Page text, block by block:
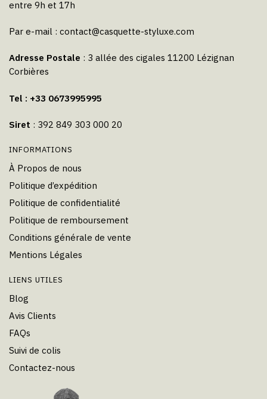
entre 9h et 17h
Par e-mail : contact@casquette-styluxe.com
Adresse Postale : 3 allée des cigales 11200 Lézignan
Corbières
Tel : +33 0673995995
Siret : 392 849 303 000 20
INFORMATIONS
À Propos de nous
Politique d’expédition
Politique de confidentialité
Politique de remboursement
Conditions générale de vente
Mentions Légales
LIENS UTILES
Blog
Avis Clients
FAQs
Suivi de colis
Contactez-nous